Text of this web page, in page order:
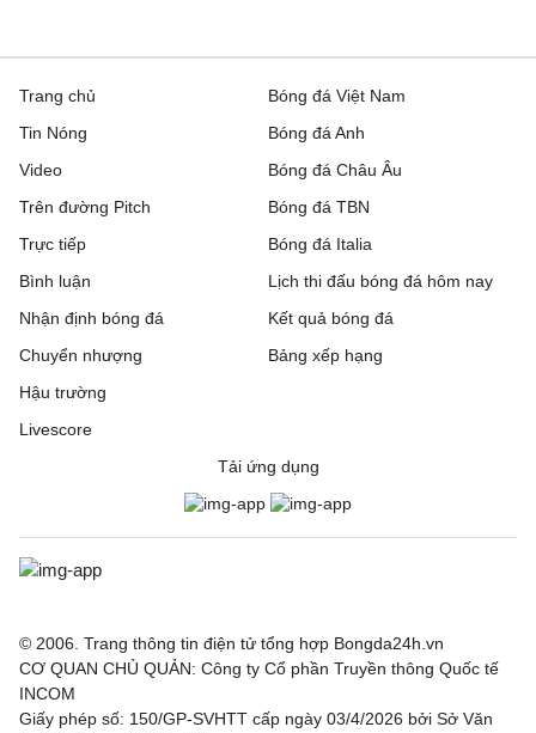
Trang chủ
Tin Nóng
Video
Trên đường Pitch
Trực tiếp
Bóng đá Việt Nam
Bóng đá Anh
Bóng đá Châu Âu
Bóng đá TBN
Bóng đá Italia
Bình luận
Nhận định bóng đá
Chuyển nhượng
Hậu trường
Livescore
Lịch thi đấu bóng đá hôm nay
Kết quả bóng đá
Bảng xếp hạng
Tải ứng dụng
© 2006. Trang thông tin điện tử tổng hợp Bongda24h.vn
CƠ QUAN CHỦ QUẢN: Công ty Cổ phần Truyền thông Quốc tế
INCOM
Giấy phép số: 150/GP-SVHTT cấp ngày 03/4/2026 bởi Sở Văn